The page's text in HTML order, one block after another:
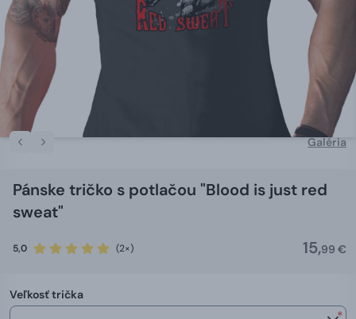
Galéria
Pánske tričko s potlačou "Blood is just red
sweat"
5,0 (2×) 15,99 €
Veľkosť trička